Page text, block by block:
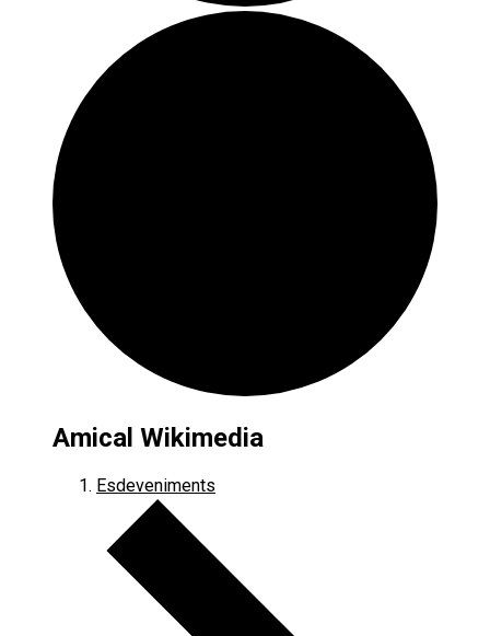
Amical Wikimedia
Esdeveniments